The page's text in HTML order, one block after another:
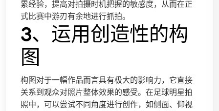
累经验，提高对拍摄时机把握的敏感度，从而在正
式比赛中游刃有余地进行抓拍。
3、运用创造性的构
图
构图对于一幅作品而言具有极大的影响力，它直接
关系到观众对照片整体效果的感受。在足球明星拍
照中，可以尝试不同角度进行创作，如侧面、仰视